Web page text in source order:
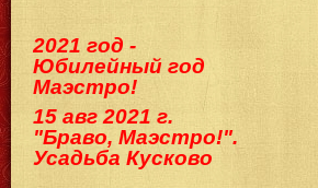
2021 год -
Юбилейный год
Маэстро!
15 авг 2021 г.
"Браво, Маэстро!".
Усадьба Кусково